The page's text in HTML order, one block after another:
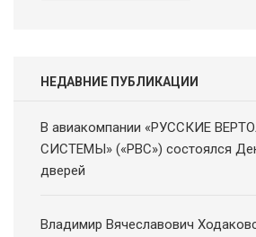
НЕДАВНИЕ ПУБЛИКАЦИИ
В авиакомпании «РУССКИЕ
СИСТЕМЫ» («РВС») состоялся
дверей
Владимир Вячеславович